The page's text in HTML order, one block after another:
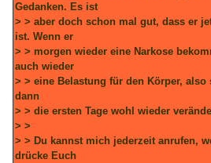
Gedanken. Es ist
> > aber doch schon mal gut, dass er
ist. Wenn er
> > morgen wieder eine Narkose
auch wieder
> > eine Belastung für den Körper, also
dann
> > die ersten Tage wohl wieder
> >
> > Du kannst mich jederzeit anrufen,
drücke Euch